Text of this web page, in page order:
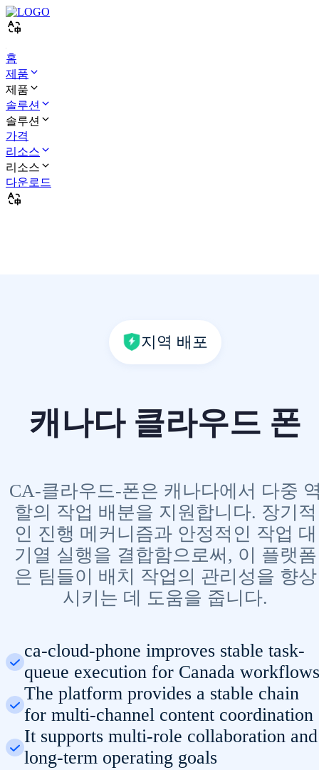
홈
제품
제품
솔루션
솔루션
가격
리소스
리소스
다운로드
지역 배포
캐나다 클라우드 폰
CA-클라우드-폰은 캐나다에서 다중
할의 작업 배분을 지원합니다. 장기적
인 진행 메커니즘과 안정적인 작업 대
기열 실행을 결합함으로써, 이 플랫폼
은 팀들이 배치 작업의 관리성을 향상
시키는 데 도움을 줍니다.
ca-cloud-phone improves stable task-
queue execution for Canada workflows
The platform provides a stable chain
for multi-channel content coordination
It supports multi-role collaboration and
long-term operating goals